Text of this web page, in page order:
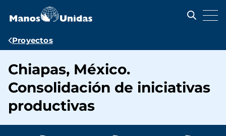
contenido
Ruta
navegación
Proyectos
Chiapas, México.
Consolidación de iniciativas
productivas